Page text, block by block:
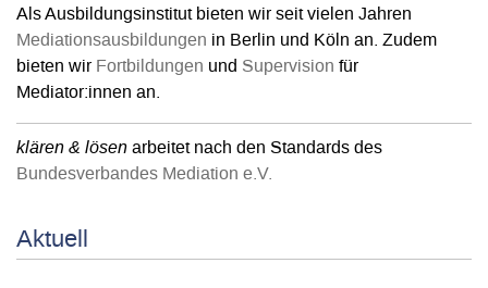
Als Ausbildungsinstitut bieten wir seit vielen Jahren
Mediationsausbildungen in Berlin und Köln an. Zudem
bieten wir Fortbildungen und Supervision für
Mediator:innen an.
klären & lösenarbeitet nach den Standards des
Bundesverbandes Mediation e.V.
Aktuell